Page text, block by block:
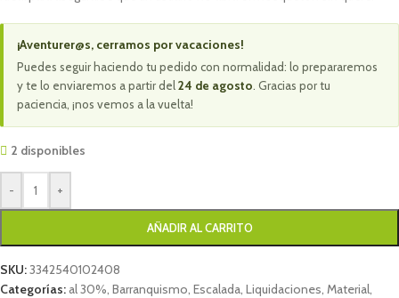
¡Aventurer@s, cerramos por vacaciones!
Puedes seguir haciendo tu pedido con normalidad: lo prepararemos
y te lo enviaremos a partir del24 de agosto . Gracias por tu
paciencia, ¡nos vemos a la vuelta!
2 disponibles
- +
AÑADIR AL CARRITO
SKU:3342540102408
Categorías: al 30%, Barranquismo, Escalada, Liquidaciones, Material,